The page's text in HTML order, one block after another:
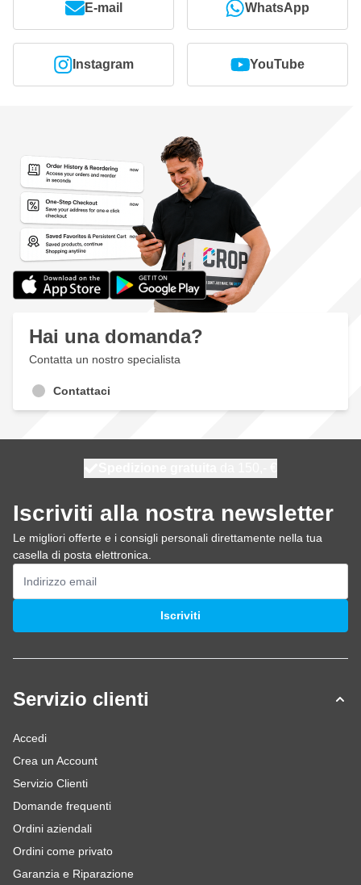
E-mail WhatsApp
Instagram YouTube
Hai una domanda?
Contatta un nostro specialista
Contattaci
Iscriviti alla nostra newsletter
Le migliori offerte e i consigli personali direttamente nella tua
casella di posta elettronica.
Indirizzo email
Iscriviti
Servizio clienti
Accedi
Crea un Account
Servizio Clienti
Domande frequenti
Ordini aziendali
Ordini come privato
Garanzia e Riparazione